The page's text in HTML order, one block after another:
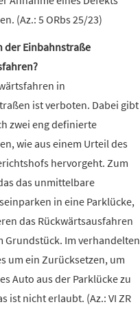
(Az.: 5 ORbs 25/23)
der Einbahnstraße
in
ist verboten. Dabei gibt
zwei eng definierte
wie aus einem Urteil des
hervorgeht. Zum
das unmittelbare
in eine Parklücke,
das Rückwärtsausfahren
Grundstück. Im verhandelten
um ein Zurücksetzen, um
Auto aus der Parklücke zu
ist nicht erlaubt. (Az.: VI ZR